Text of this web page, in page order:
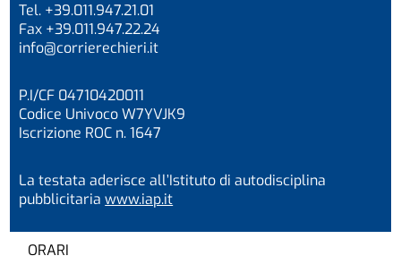
Tel. +39.011.947.21.01
Fax +39.011.947.22.24
info@corrierechieri.it
P.I/CF 04710420011
Codice Univoco W7YVJK9
Iscrizione ROC n. 1647
La testata aderisce all’Istituto di autodisciplina
pubblicitariawww.iap.it
ORARI